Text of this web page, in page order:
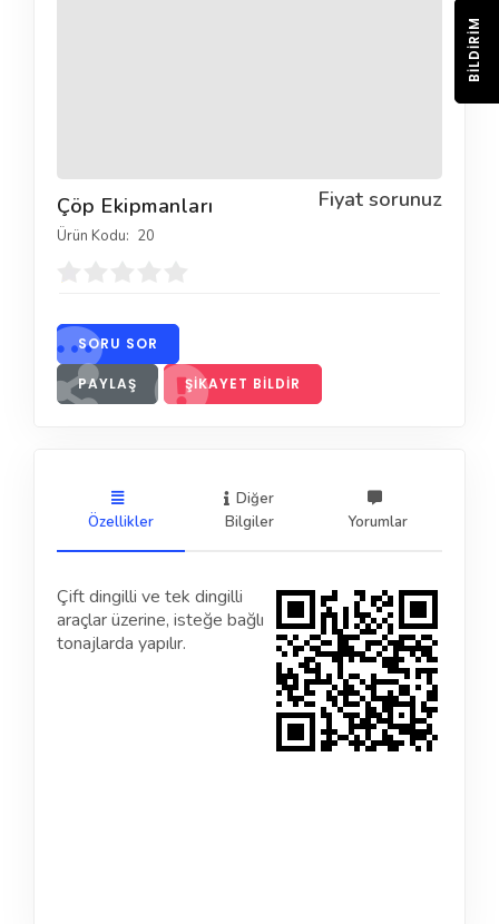
Fiyat sorunuz
Çöp Ekipmanları
Ürün Kodu: 20
SORU SOR
PAYLAŞ ŞIKAYET BILDIR
Özellikler
Diğer
Bilgiler
Yorumlar
Çift dingilli ve tek dingilli
araçlar üzerine, isteğe bağlı
tonajlarda yapılır.
BILDIRIM